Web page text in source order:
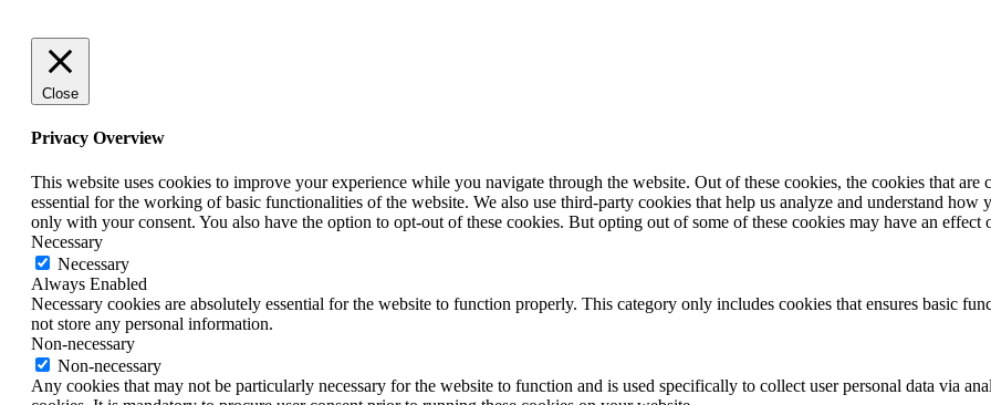
Close
Privacy Overview
This website uses cookies to improve your experience while you navigate through the website. Out of these cookies, the cookies that are
essential for the working of basic functionalities of the website. We also use third-party cookies that help us analyze and understand
only with your consent. You also have the option to opt-out of these cookies. But opting out of some of these cookies may have an effect
Necessary
Necessary
Always Enabled
Necessary cookies are absolutely essential for the website to function properly. This category only includes cookies that ensures basic
not store any personal information.
Non-necessary
Non-necessary
Any cookies that may not be particularly necessary for the website to function and is used specifically to collect user personal data via